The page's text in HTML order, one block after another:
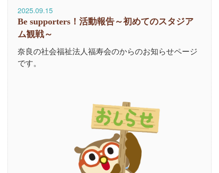
2025.09.15
Be supporters！活動報告～初めてのスタジア
ム観戦～
奈良の社会福祉法人福寿会のからのお知らせページ
です。